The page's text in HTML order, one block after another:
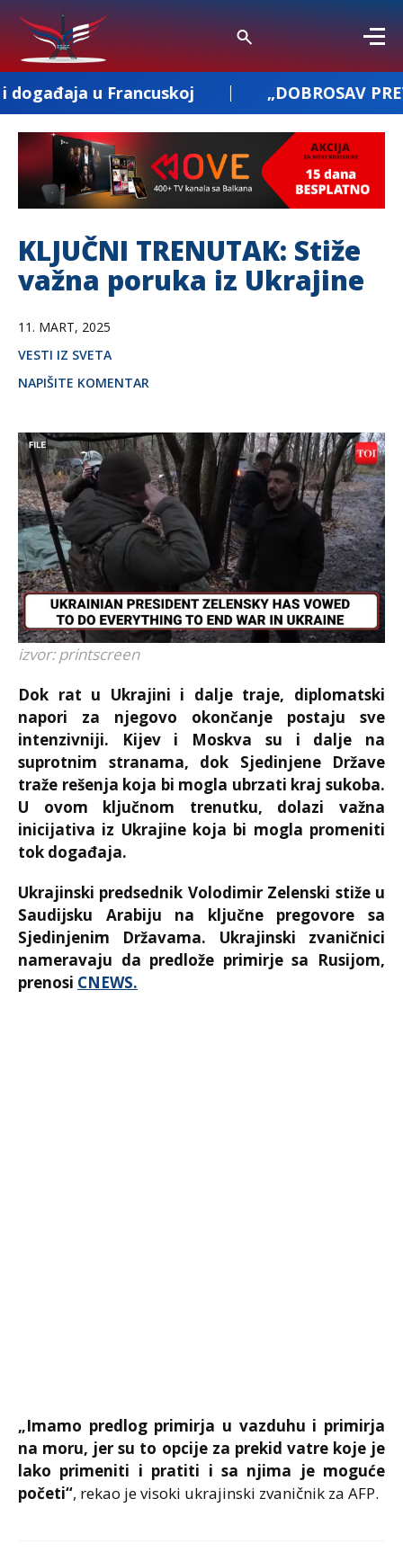
„DOBROSAV PREVOZ“:
KLJUČNI TRENUTAK: Stiže
važna poruka iz Ukrajine
11. MART, 2025
VESTI IZ SVETA
NAPIŠITE KOMENTAR
izvor: printscreen
Dok rat u Ukrajini i dalje traje, diplomatski
napori za njegovo okončanje postaju sve
intenzivniji. Kijev i Moskva su i dalje na
suprotnim stranama, dok Sjedinjene Države
traže rešenja koja bi mogla ubrzati kraj sukoba.
U ovom ključnom trenutku, dolazi važna
inicijativa iz Ukrajine koja bi mogla promeniti
tok događaja.
Ukrajinski predsednik Volodimir Zelenski stiže u
Saudijsku Arabiju na ključne pregovore sa
Sjedinjenim Državama. Ukrajinski zvaničnici
nameravaju da predlože primirje sa Rusijom,
prenosi CNEWS.
„Imamo predlog primirja u vazduhu i primirja
na moru, jer su to opcije za prekid vatre koje je
lako primeniti i pratiti i sa njima je moguće
početi“, rekao je visoki ukrajinski zvaničnik za AFP.